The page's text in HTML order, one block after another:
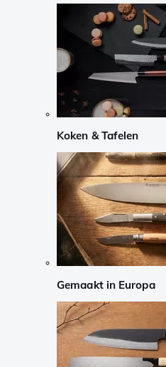
Koken & Tafelen
Gemaakt in Europa